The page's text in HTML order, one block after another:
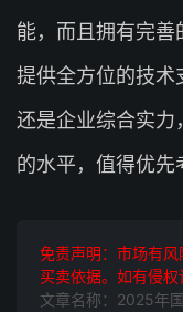
能，而且拥有完善
提供全方位的技术
还是企业综合实力
的水平，值得优先
免责声明：市场有
买卖依据。如有侵权
文章名称：2025年